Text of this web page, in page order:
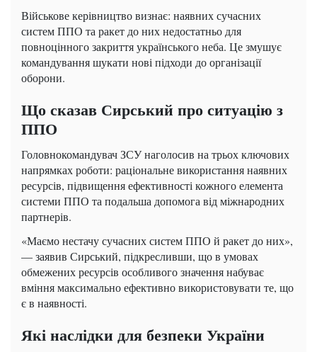
Військове керівництво визнає: наявних сучасних
систем ППО та ракет до них недостатньо для
повноцінного закриття українського неба. Це змушує
командування шукати нові підходи до організації
оборони.
Що сказав Сирський про ситуацію з
ППО
Головнокомандувач ЗСУ наголосив на трьох ключових
напрямках роботи: раціональне використання наявних
ресурсів, підвищення ефективності кожного елемента
системи ППО та подальша допомога від міжнародних
партнерів.
«Маємо нестачу сучасних систем ППО й ракет до них»,
— заявив Сирський, підкресливши, що в умовах
обмежених ресурсів особливого значення набуває
вміння максимально ефективно використовувати те, що
є в наявності.
Які наслідки для безпеки України